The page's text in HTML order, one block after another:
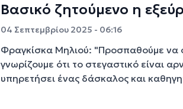
Βασικό ζητούμενο η
04 Σεπτεμβρίου 2025 - 06:16
Φραγκίσκα Μηλιού: "Προσπαθούμε να
γνωρίζουμε ότι το στεγαστικό είναι
υπηρετήσει ένας δάσκαλος και